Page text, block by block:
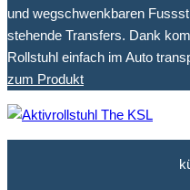
und wegschwenkbaren
stehende Transfers. Dank
Rollstuhl einfach im Auto
zum Produkt